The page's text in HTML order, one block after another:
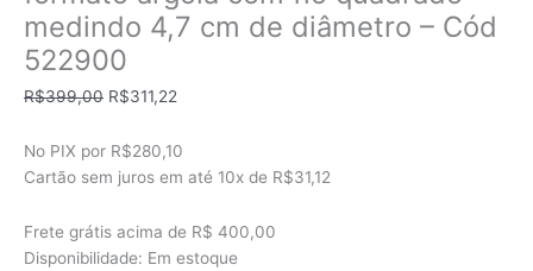
medindo 4,7 cm de diâmetro – Cód
522900
R$399,00 O
original
era:
R$311,22
atual
é:
No PIX por R$280,10
Cartão sem juros em até 10x de R$31,12
Frete grátis acima de R$ 400,00
Disponibilidade: Em estoque